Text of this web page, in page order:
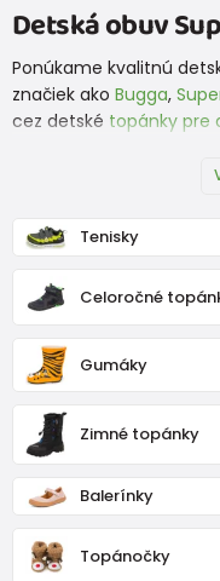
Detská obuv
Ponúkame kvalitnú
značiek ako Bugga,
cez detské topánky pre
. A čo
zdravotnu ortopedicku
Väčšina detí sa rodí so
rokov neskôr má
Je to spôsobené
ale nesprávnej šírky
Tenisky
Celoročné
Gumáky
Zimné topánky
Balerínky
Topánočky